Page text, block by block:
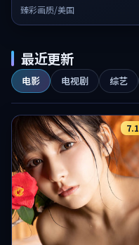
臻彩画质/美国
最近更新
电影 电视剧 综艺
7.1